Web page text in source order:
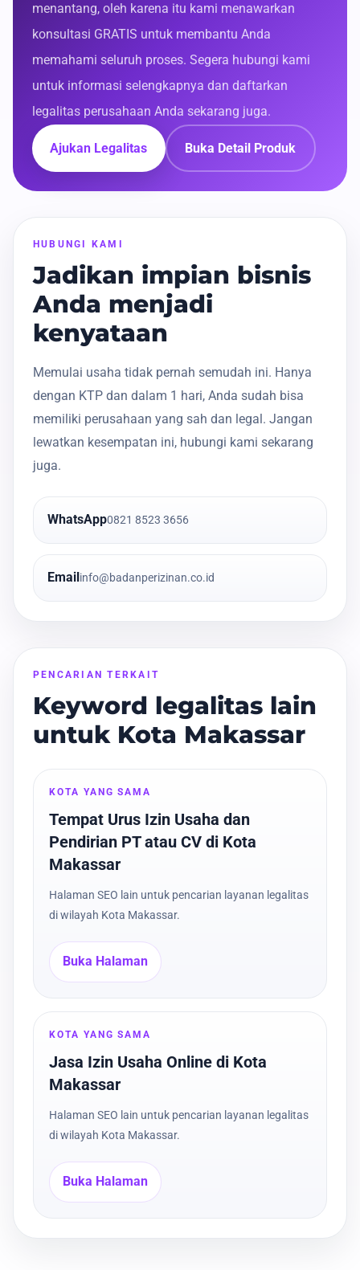
menantang, oleh karena itu kami menawarkan
konsultasi GRATIS untuk membantu Anda
memahami seluruh proses. Segera hubungi kami
untuk informasi selengkapnya dan daftarkan
legalitas perusahaan Anda sekarang juga.
Ajukan Legalitas Buka Detail Produk
HUBUNGI KAMI
Jadikan impian bisnis
Anda menjadi
kenyataan
Memulai usaha tidak pernah semudah ini. Hanya
dengan KTP dan dalam 1 hari, Anda sudah bisa
memiliki perusahaan yang sah dan legal. Jangan
lewatkan kesempatan ini, hubungi kami sekarang
juga.
WhatsApp0821 8523 3656
Email info@badanperizinan.co.id
PENCARIAN TERKAIT
Keyword legalitas lain
untuk Kota Makassar
KOTA YANG SAMA
Tempat Urus Izin Usaha dan
Pendirian PT atau CV di Kota
Makassar
Halaman SEO lain untuk pencarian layanan legalitas
di wilayah Kota Makassar.
Buka Halaman
KOTA YANG SAMA
Jasa Izin Usaha Online di Kota
Makassar
Halaman SEO lain untuk pencarian layanan legalitas
di wilayah Kota Makassar.
Buka Halaman